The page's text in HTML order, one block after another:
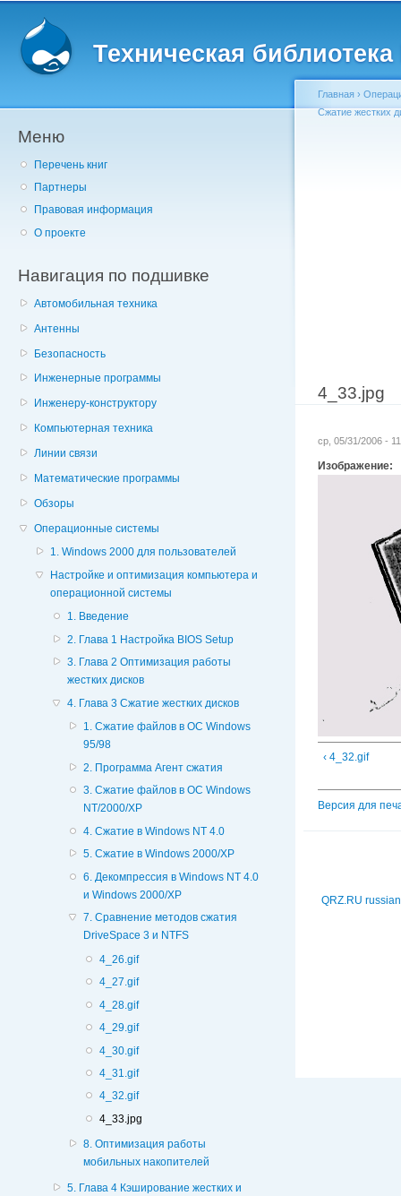
Техническая
Меню
Перечень книг
Партнеры
Правовая информация
О проекте
Навигация по подшивке
Автомобильная техника
Антенны
Безопасность
Инженерные программы
Инженеру-конструктору
Компьютерная техника
Линии связи
Математические программы
Обзоры
Операционные системы
1. Windows 2000 для пользователей
Настройке и оптимизация компьютера и
операционной системы
1. Введение
2. Глава 1 Настройка BIOS Setup
3. Глава 2 Оптимизация работы
жестких дисков
4. Глава 3 Сжатие жестких дисков
1. Сжатие файлов в ОС Windows
95/98
2. Программа Агент сжатия
3. Сжатие файлов в ОС Windows
NT/2000/XP
4. Сжатие в Windows NT 4.0
5. Сжатие в Windows 2000/XP
6. Декомпрессия в Windows NT 4.0
и Windows 2000/XP
7. Сравнение методов сжатия
DriveSpace 3 и NTFS
4_26.gif
4_27.gif
4_28.gif
4_29.gif
4_30.gif
4_31.gif
4_32.gif
4_33.jpg
8. Оптимизация работы
мобильных накопителей
5. Глава 4 Кэширование жестких и
Главная ›
Сжатие жестких
4_33.jpg
ср, 05/31/2006 -
Изображение:
‹ 4_32.gif
Версия для
QRZ.RU